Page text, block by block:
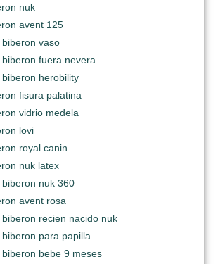
nuk
avent 125
vaso
fuera nevera
herobility
fisura palatina
vidrio medela
lovi
royal canin
nuk latex
nuk 360
avent rosa
recien nacido nuk
para papilla
bebe 9 meses